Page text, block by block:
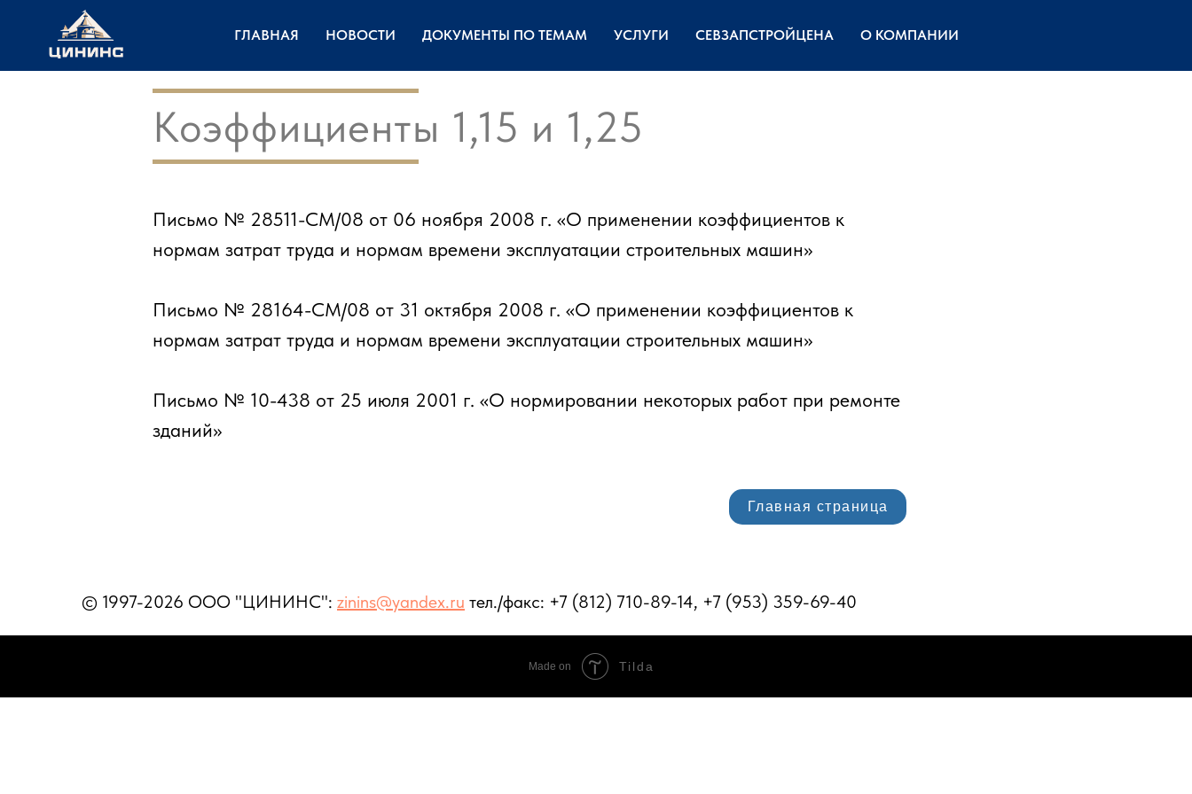
ГЛАВНАЯ НОВОСТИ ДОКУМЕНТЫ ПО ТЕМАМ УСЛУГИ СЕВЗАПСТРОЙЦЕНА О КОМПАНИИ
Письмо № 28511-СМ/08 от 06 ноября 2008 г. «О применении коэффициентов к
нормам затрат труда и нормам времени эксплуатации строительных машин»
Письмо № 28164-СМ/08 от 31 октября 2008 г. «О применении коэффициентов к
нормам затрат труда и нормам времени эксплуатации строительных машин»
Письмо № 10-438 от 25 июля 2001 г. «О нормировании некоторых работ при ремонте
зданий»
Коэффициенты 1,15 и 1,25
Главная страница
© 1997-2026 ООО "ЦИНИНС": zinins@yandex.ru тел./факс: +7 (812) 710-89-14, +7 (953) 359-69-40
Made on Tilda